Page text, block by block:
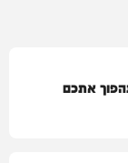
אתכם